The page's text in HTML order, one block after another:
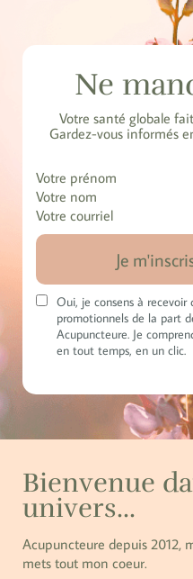
Ne
Votre santé globale
Gardez-vous informés
Votre prénom
Votre nom
Votre courriel
Je
Oui, je consens à
promotionnels de la part
Acupuncteure. Je
en tout temps, en un clic.
Bienvenue
univers...
Acupuncteure depuis 2012,
mets tout mon coeur.